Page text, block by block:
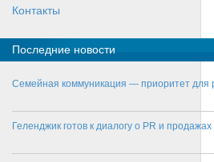
Контакты
Последние новости
Семейная коммуникация — приоритет для
Геленджик готов к диалогу о PR и